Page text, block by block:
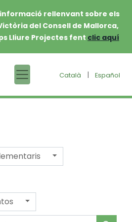
rellenvant sobre els
del Consell de Mallorca,
Lliure Projectes fent clic aquí
Català | Español